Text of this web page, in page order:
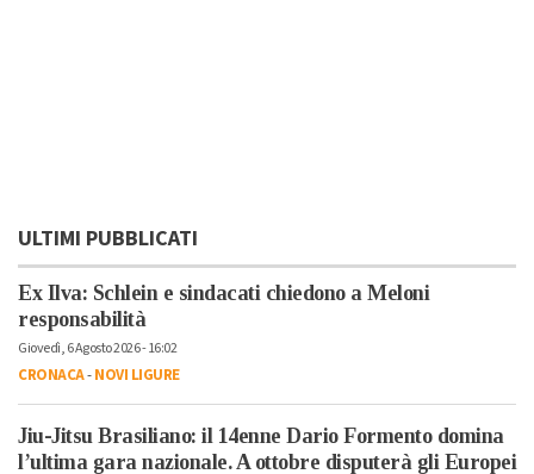
ULTIMI PUBBLICATI
Ex Ilva: Schlein e sindacati chiedono a Meloni
responsabilità
Giovedì, 6 Agosto 2026 - 16:02
CRONACA-NOVI LIGURE
Jiu-Jitsu Brasiliano: il 14enne Dario Formento domina
l’ultima gara nazionale. A ottobre disputerà gli Europei